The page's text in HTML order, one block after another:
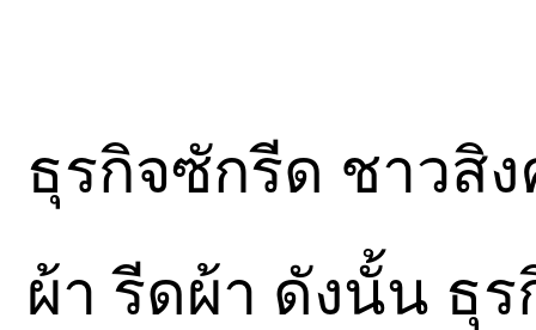
ธุรกิจซักรีด ชาวสิ
ผ้า รีดผ้า ดังนั้น ธุ